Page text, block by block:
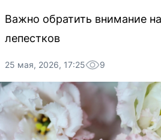
Важно обратить внимание
лепестков
25 мая, 2026, 17:25 9